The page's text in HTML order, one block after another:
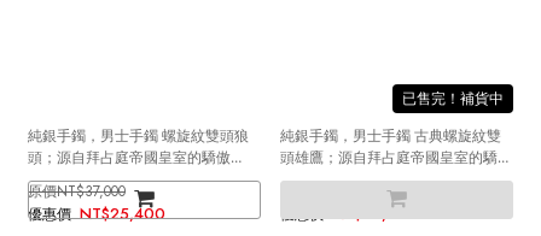
純銀手鐲，男士手鐲 螺旋紋雙頭狼
頭；源自拜占庭帝國皇室的驕傲
（1353）
NT$37,000
NT$25,400
售完
純銀手鐲，男士手鐲 古典螺旋紋雙
頭雄鷹；源自拜占庭帝國皇室的驕傲
（0644）
NT$23,900